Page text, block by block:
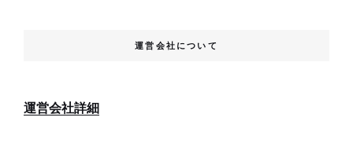
運営会社について
運営会社詳細